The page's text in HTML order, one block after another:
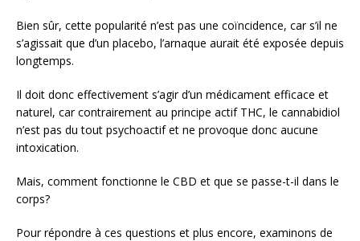
Bien sûr, cette popularité n’est pas une coïncidence, car s’il ne
s’agissait que d’un placebo, l’arnaque aurait été exposée depuis
longtemps.
Il doit donc effectivement s’agir d’un médicament efficace et
naturel, car contrairement au principe actif THC, le cannabidiol
n’est pas du tout psychoactif et ne provoque donc aucune
intoxication.
Mais, comment fonctionne le CBD et que se passe-t-il dans le
corps?
Pour répondre à ces questions et plus encore, examinons de